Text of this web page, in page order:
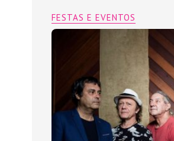
FESTAS E EVENTOS